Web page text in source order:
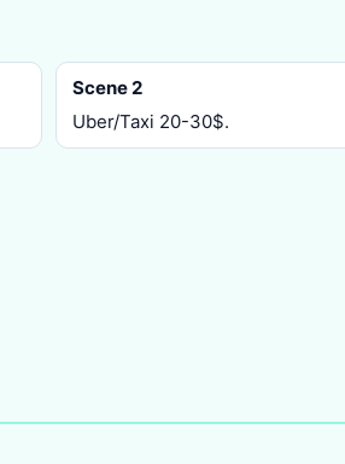
Scene 2
Uber/Taxi 20-30$.